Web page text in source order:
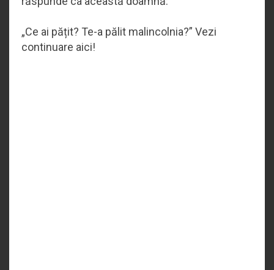
„Ce ai pățit? Te-a pălit malincolnia?” Vezi
continuare aici!